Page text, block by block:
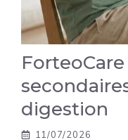
digestion
11/07/2026